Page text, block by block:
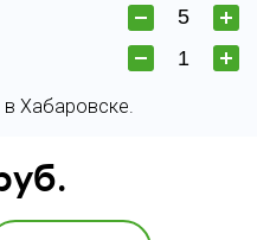
в Хабаровске.